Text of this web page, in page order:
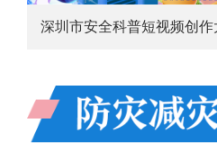
深圳市安全科普短视频创作